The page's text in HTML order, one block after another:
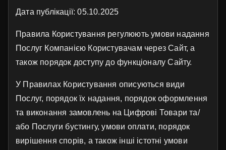
Дата публікації: 05.10.2025
Правила Користування регулюють умови надання
Послуг Компанією Користувачам через Сайт, а
також порядок доступу до функціоналу Сайту.
У Правилах Користування описуються види
Послуг, порядок їх надання, порядок оформлення
та виконання замовлень на Цифрові Товари та/
або Послуги бустингу, умови оплати, порядок
вирішення спорів, а також інші істотні умови